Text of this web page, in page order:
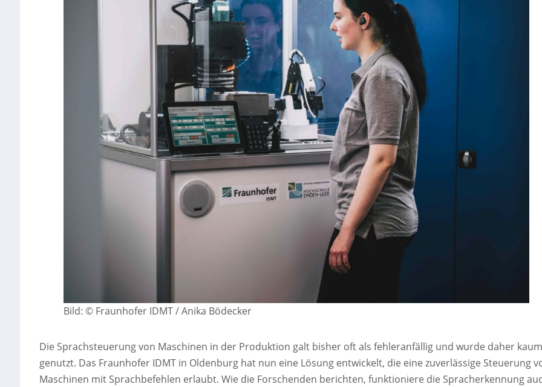
Bild: © Fraunhofer IDMT / Anika Bödecker
Die Sprachsteuerung von Maschinen in der Produktion galt bisher oft als fehleranfällig und wurde daher kaum
genutzt. Das Fraunhofer IDMT in Oldenburg hat nun eine Lösung entwickelt, die eine zuverlässige Steuerung
Maschinen mit Sprachbefehlen erlaubt. Wie die Forschenden berichten, funktioniere die Spracherkennung